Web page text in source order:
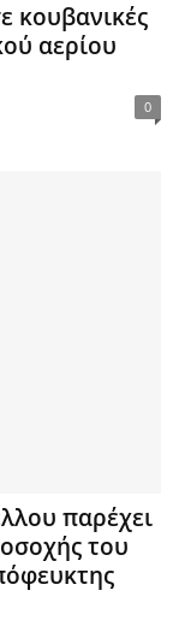
κουβανικές
αερίου
0
παρέχει
του